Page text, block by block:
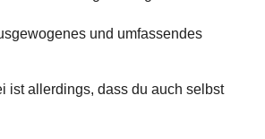
und umfassendes
ist allerdings, dass du auch selbst